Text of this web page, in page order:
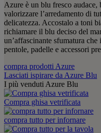
Azure è un blu fresco
valorizzare l’arredamento di
delicatezza. Accostalo a toni
richiamare il blu deciso del
un’affascinante sfumatura
pentole, padelle e accessori
compra prodotti Azure
Lasciati ispirare da Azure Blu
I più venduti Azure Blu
Compra ghisa vetrificata
compra tutto per infornare